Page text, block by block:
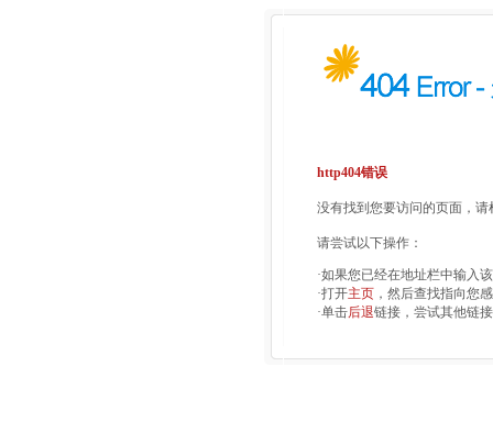
http404错误
没有找到您要访问的页面，
请尝试以下操作：
·如果您已经在地址栏中输入
·打开主页 ，然后查找指向您
·单击后退链接，尝试其他链